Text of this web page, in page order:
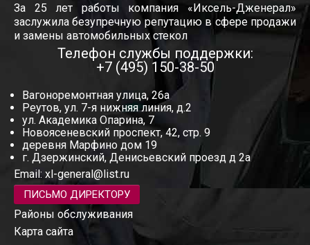
За 25 лет работы компания «Иксель-Дженерал»
заслужила безупречную репутацию в сфере продажи
и замены автомобильных стекол
Телефон службы поддержки:
+7 (495) 150-38-50
Вагоноремонтная улица, 26а
Реутов, ул. 7-я нижняя линия, д.2
ул. Академика Опарина, 7
Новоясеневский проспект, 42, стр. 9
деревня Марфино дом 19
г. Дзержинский, Денисьевский проезд д 2а
Email: xl-general@list.ru
ПИСЬМО ДИРЕКТОРУ
Районы обслуживания
Карта сайта